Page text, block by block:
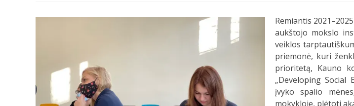
Remiantis
aukštojo mokslo
veiklos
priemonė, kuri
prioritetą, Kauno
„Developing
įvyko spalio
mokykloje, plėtoti